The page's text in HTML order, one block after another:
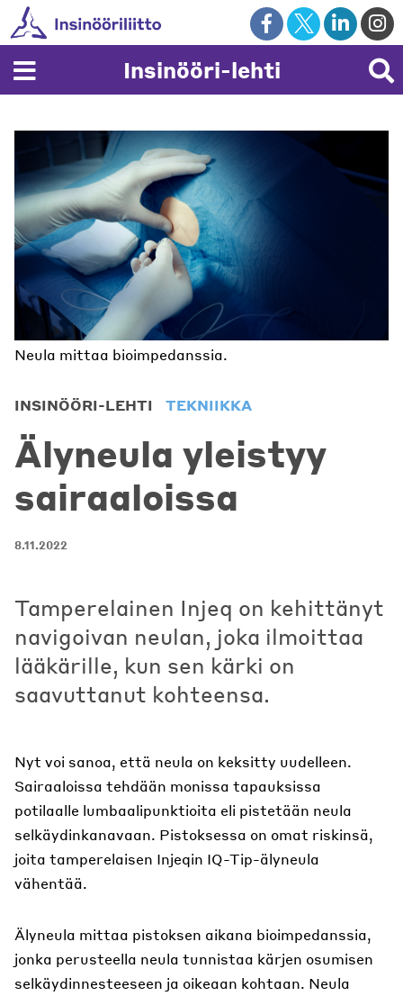
Skip
to
content
Insinööri-lehti
Neula mittaa bioimpedanssia.
INSINÖÖRI-LEHTI TEKNIIKKA
Älyneula yleistyy
sairaaloissa
8.11.2022
Tamperelainen Injeq on kehittänyt
navigoivan neulan, joka ilmoittaa
lääkärille, kun sen kärki on
saavuttanut kohteensa.
Nyt voi sanoa, että neula on keksitty uudelleen.
Sairaaloissa tehdään monissa tapauksissa
potilaalle lumbaalipunktioita eli pistetään neula
selkäydinkanavaan. Pistoksessa on omat riskinsä,
joita tamperelaisen Injeqin IQ-Tip-älyneula
vähentää.
Älyneula mittaa pistoksen aikana bioimpedanssia,
jonka perusteella neula tunnistaa kärjen osumisen
selkäydinnesteeseen ja oikeaan kohtaan. Neula